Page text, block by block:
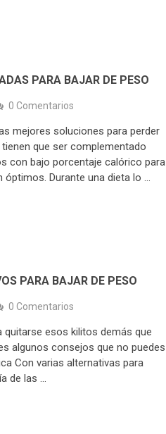
PARA BAJAR DE PESO
0 Comentarios
mejores soluciones para perder
que ser complementado
con bajo porcentaje calórico para
óptimos. Durante una dieta lo …
PARA BAJAR DE PESO
0 Comentarios
quitarse esos kilitos demás que
algunos consejos que no puedes
Con varias alternativas para
de las …